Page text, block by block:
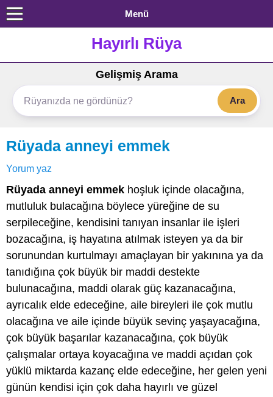
Menü
Hayırlı Rüya
Gelişmiş Arama
Ara
Rüyada anneyi emmek
Yorum yaz
Rüyada anneyi emmek hoşluk içinde olacağına,
mutluluk bulacağına böylece yüreğine de su
serpileceğine, kendisini tanıyan insanlar ile işleri
bozacağına, iş hayatına atılmak isteyen ya da bir
sorunundan kurtulmayı amaçlayan bir yakınına ya da
tanıdığına çok büyük bir maddi destekte
bulunacağına, maddi olarak güç kazanacağına,
ayrıcalık elde edeceğine, aile bireyleri ile çok mutlu
olacağına ve aile içinde büyük sevinç yaşayacağına,
çok büyük başarılar kazanacağına, çok büyük
çalışmalar ortaya koyacağına ve maddi açıdan çok
yüklü miktarda kazanç elde edeceğine, her gelen yeni
günün kendisi için çok daha hayırlı ve güzel